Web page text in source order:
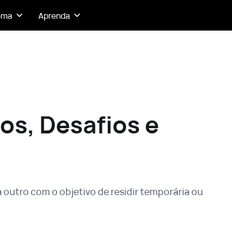
Aprenda
Desafios e
outro com o objetivo de residir temporária ou